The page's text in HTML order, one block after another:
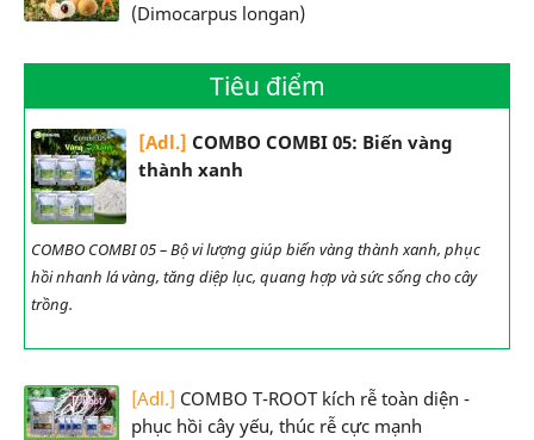
(Dimocarpus longan)
Tiêu điểm
[Adl.] COMBO COMBI 05: Biến vàng
thành xanh
COMBO COMBI 05 – Bộ vi lượng giúp biến vàng thành xanh, phục
hồi nhanh lá vàng, tăng diệp lục, quang hợp và sức sống cho cây
trồng.
[Adl.] COMBO T-ROOT kích rễ toàn diện -
phục hồi cây yếu, thúc rễ cực mạnh